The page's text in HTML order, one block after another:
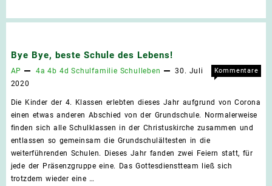
Bye Bye, beste Schule des Lebens!
AP 4a 4b 4d Schulfamilie Schulleben
30. Juli
2020
Kommentare
Bye,
Die Kinder der 4. Klassen erlebten dieses Jahr aufgrund von Corona
einen etwas anderen Abschied von der Grundschule. Normalerweise
finden sich alle Schulklassen in der Christuskirche zusammen und
entlassen so gemeinsam die Grundschulältesten in die
weiterführenden Schulen. Dieses Jahr fanden zwei Feiern statt, für
jede der Präsenzgruppe eine. Das Gottesdienstteam ließ sich
trotzdem wieder eine …